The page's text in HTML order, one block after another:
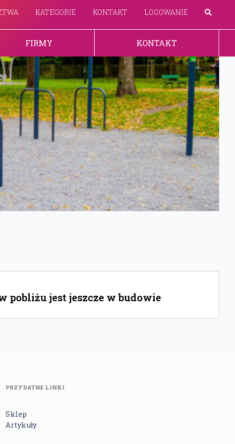
KATEGORIE KONTAKT LOGOWANIE
FIRMY KONTAKT
pobliżu jest jeszcze w budowie
PRZYDATNE LINKI
Sklep
Artykuły